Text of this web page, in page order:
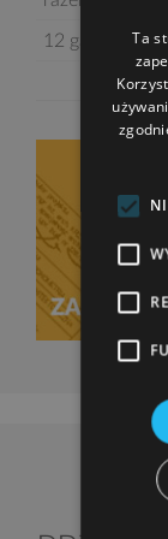
12 garaż
Ta